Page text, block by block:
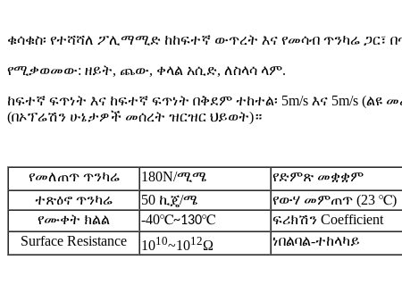
ቁሳቁስ፡ የተሻሻለ ፖሊማሚድ ከከፍተኛ ውጥረት እና የመሳብ ጥንካሬ
የሚቃወመው: ዘይት, ጨው, ቀላል አሲድ, ለስላሳ ላም.
ከፍተኛ ፍጥነት እና ከፍተኛ ፍጥነት በቅደም ተከተል፡ 5m/s እና 5m/s
(በኦፕሬሽን ሁኔታዎች መሰረት ዝርዝር ህይወት)።
የመለጠጥ ጥንካሬ 180N/ሚሜ የድምጽ መቋቋም
ተጽዕኖ ጥንካሬ
50 ኪጄ/ሜ የውሃ መምጠጥ (23 ℃)
የሙቀት ክልል
-40℃~130℃ ፍሪክሽን Coefficient
Surface Resistance
1010~1012Ω ነበልባል-ተከላካይ